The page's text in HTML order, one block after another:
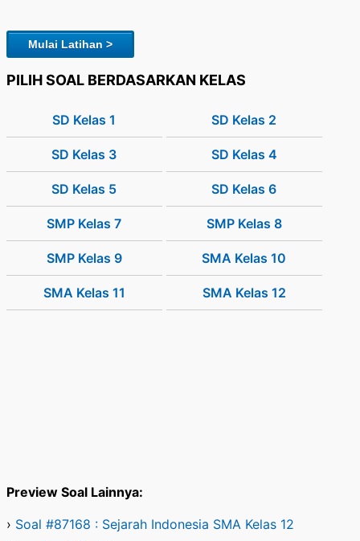
Mulai Latihan >
PILIH SOAL BERDASARKAN KELAS
SD Kelas 1 SD Kelas 2
SD Kelas 3 SD Kelas 4
SD Kelas 5 SD Kelas 6
SMP Kelas 7 SMP Kelas 8
SMP Kelas 9 SMA Kelas 10
SMA Kelas 11 SMA Kelas 12
Preview Soal Lainnya:
› Soal #87168 : Sejarah Indonesia SMA Kelas 12